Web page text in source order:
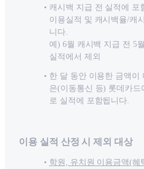
캐시백 지급 전 실적에 포
이용실적 및 캐시백율/캐
니다.
예) 6월 캐시백 지급 전 5
실적에서 제외
한 달 동안 이용한 금액이
은(이동통신 등) 롯데카
로 실적에 포함됩니다.
이용 실적 산정 시 제외 대상
학원, 유치원 이용금액(혜